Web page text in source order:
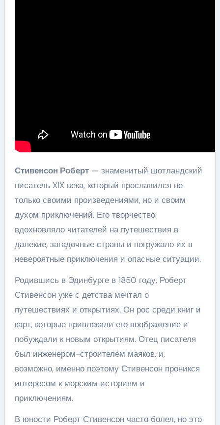
Стивенсон Роберт— знаменитый шотландский
писатель XIX века, который прославился не
только своими произведениями, но и своим
духом приключений. Его творчество
вдохновляло читателей на путешествия в
далекие, загадочные страны и погружало их в
невероятные приключения и опасные ситуации.
Родившись в Эдинбурге в 1850 году, Роберт
Стивенсон уже с детства мечтал о
путешествиях и открытиях. Он рос среди книг и
карт, которые привлекали его воображение и
побуждали к новым открытиям. Отец писателя
был инженером-строителем маяков, и,
возможно, именно поэтому Стивенсон проникся
интересом к морским историям и
приключениям.
В юности Роберт Стивенсон часто болел, но это